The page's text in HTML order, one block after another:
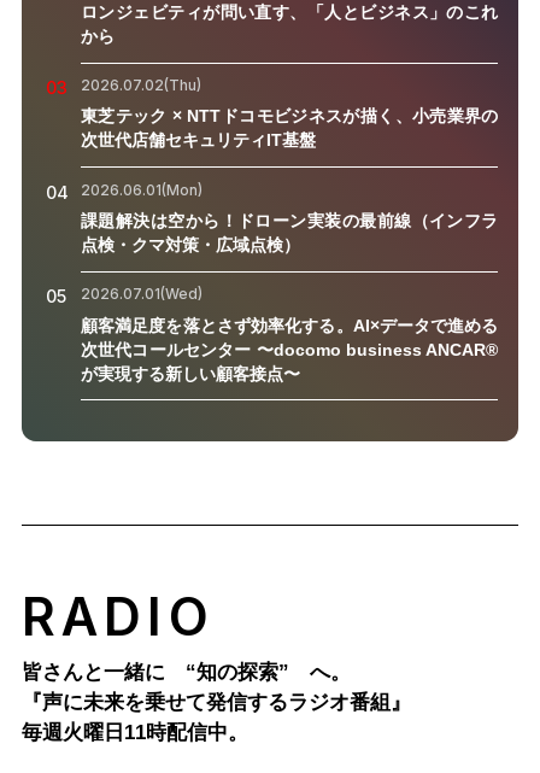
ロンジェビティが問い直す、「人とビジネス」のこれ
から
03 2026.07.02(Thu)
東芝テック × NTTドコモビジネスが描く、小売業界の
次世代店舗セキュリティIT基盤
04 2026.06.01(Mon)
課題解決は空から！ドローン実装の最前線（インフラ
点検・クマ対策・広域点検）
05 2026.07.01(Wed)
顧客満足度を落とさず効率化する。AI×データで進める
次世代コールセンター 〜docomo business ANCAR®
が実現する新しい顧客接点〜
RADIO
皆さんと一緒に “知の探索” へ。
『声に未来を乗せて発信するラジオ番組』
毎週火曜日11時配信中。